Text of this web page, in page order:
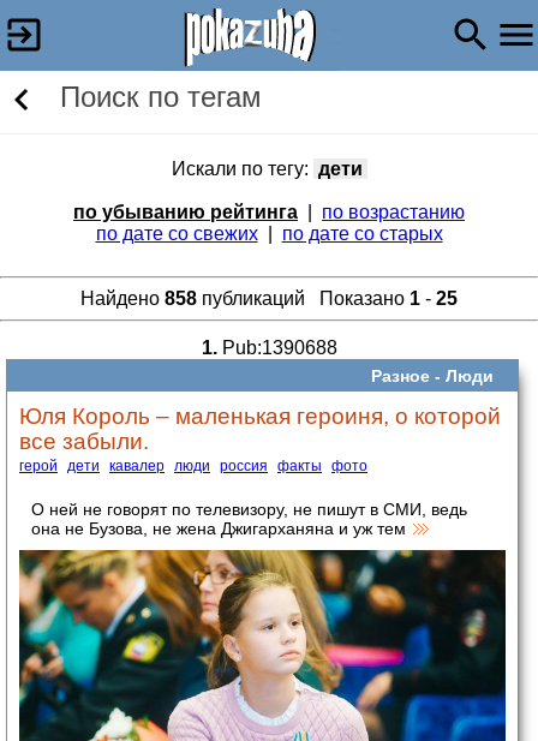
Поиск по тегам
Искали по тегу: дети
по убыванию рейтинга
по возрастанию
по дате со свежих| по дате со старых
Найдено 858 публикаций Показано 1 - 25
1.Pub:1390688
Разное - Люди
Юля Король – маленькая героиня, о которой
все забыли.
герой дети кавалер люди россия факты фото
О ней не говорят по телевизору, не пишут в СМИ, ведь
она не Бузова, не жена Джигарханяна и уж тем